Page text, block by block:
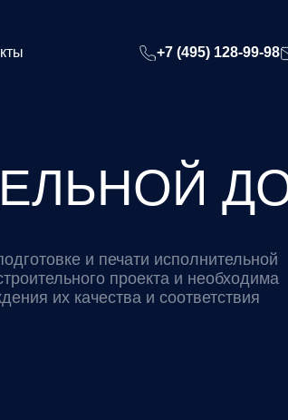
+7 (495) 128-99-98
и печати исполнительной
проекта и необходима
их качества и соответствия